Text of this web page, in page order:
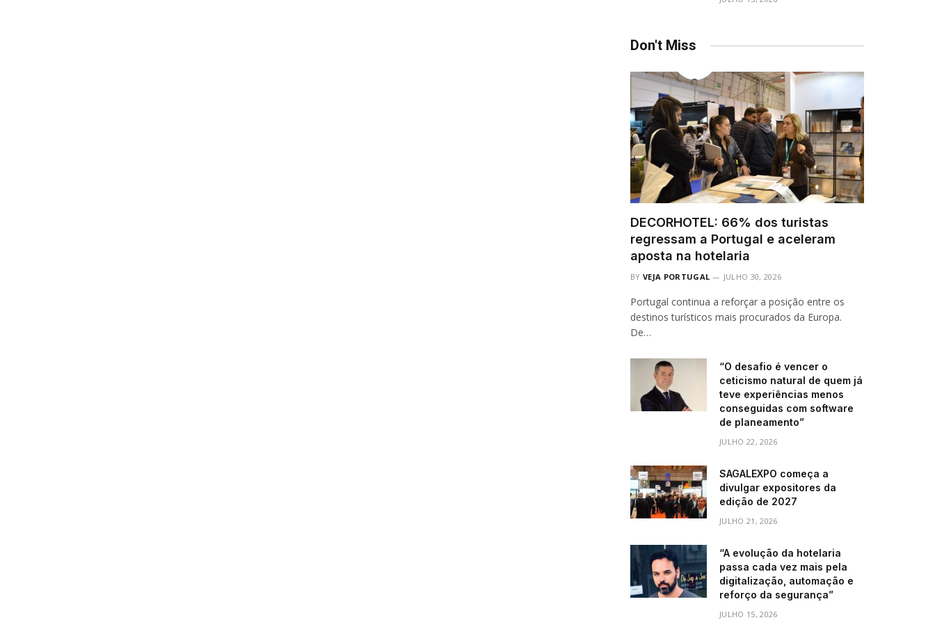
Don't Miss
DECORHOTEL: 66% dos turistas
regressam a Portugal e aceleram
aposta na hotelaria
BY VEJA PORTUGAL JULHO 30, 2026
Portugal continua a reforçar a posição entre os
destinos turísticos mais procurados da Europa.
De…
“O desafio é vencer o
ceticismo natural de quem já
teve experiências menos
conseguidas com software
de planeamento”
JULHO 22, 2026
SAGALEXPO começa a
divulgar expositores da
edição de 2027
JULHO 21, 2026
“A evolução da hotelaria
passa cada vez mais pela
digitalização, automação e
reforço da segurança”
JULHO 15, 2026